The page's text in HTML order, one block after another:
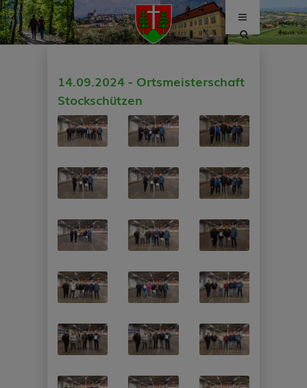
Site
search
14.09.2024 - Ortsmeisterschaft
Stockschützen